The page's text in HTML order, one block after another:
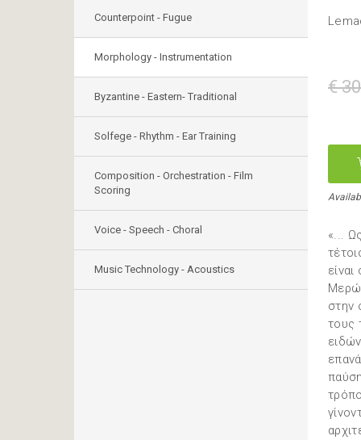
Counterpoint - Fugue
Morphology - Instrumentation
Byzantine - Eastern- Traditional
Solfege - Rhythm - Ear Training
Composition - Orchestration - Film
Scoring
Voice - Speech - Choral
Music Technology - Acoustics
€
«...
στην
τους